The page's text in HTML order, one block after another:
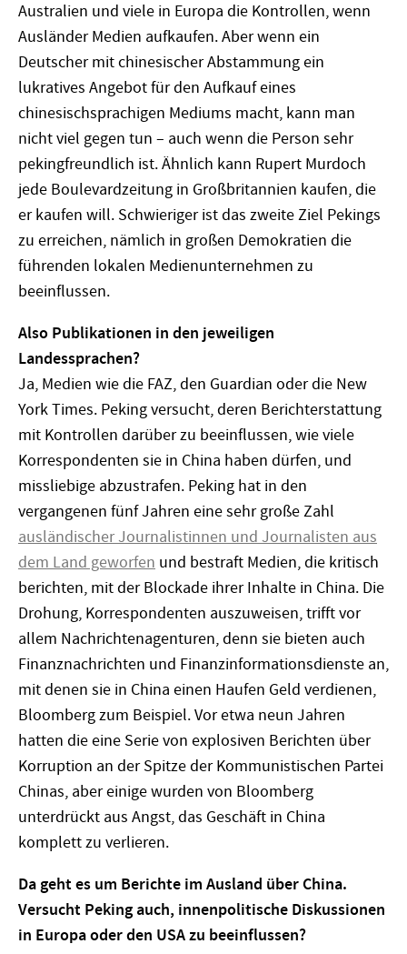
Australien und viele in Europa die Kontrollen, wenn
Ausländer Medien aufkaufen. Aber wenn ein
Deutscher mit chinesischer Abstammung ein
lukratives Angebot für den Aufkauf eines
chinesischsprachigen Mediums macht, kann man
nicht viel gegen tun – auch wenn die Person sehr
pekingfreundlich ist. Ähnlich kann Rupert Murdoch
jede Boulevardzeitung in Großbritannien kaufen, die
er kaufen will. Schwieriger ist das zweite Ziel Pekings
zu erreichen, nämlich in großen Demokratien die
führenden lokalen Medienunternehmen zu
beeinflussen.
Also Publikationen in den jeweiligen
Landessprachen?
Ja, Medien wie die FAZ, den Guardian oder die New
York Times. Peking versucht, deren Berichterstattung
mit Kontrollen darüber zu beeinflussen, wie viele
Korrespondenten sie in China haben dürfen, und
missliebige abzustrafen. Peking hat in den
vergangenen fünf Jahren eine sehr große Zahl
ausländischer Journalistinnen und Journalisten aus
dem Land geworfen und bestraft Medien, die kritisch
berichten, mit der Blockade ihrer Inhalte in China. Die
Drohung, Korrespondenten auszuweisen, trifft vor
allem Nachrichtenagenturen, denn sie bieten auch
Finanznachrichten und Finanzinformationsdienste an,
mit denen sie in China einen Haufen Geld verdienen,
Bloomberg zum Beispiel. Vor etwa neun Jahren
hatten die eine Serie von explosiven Berichten über
Korruption an der Spitze der Kommunistischen Partei
Chinas, aber einige wurden von Bloomberg
unterdrückt aus Angst, das Geschäft in China
komplett zu verlieren.
Da geht es um Berichte im Ausland über China.
Versucht Peking auch, innenpolitische Diskussionen
in Europa oder den USA zu beeinflussen?